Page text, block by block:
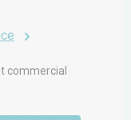
commercial